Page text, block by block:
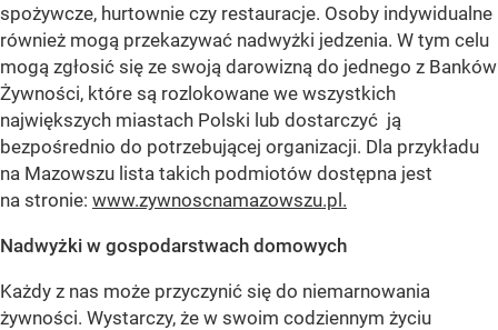
spożywcze, hurtownie czy restauracje. Osoby indywidualne
również mogą przekazywać nadwyżki jedzenia. W tym celu
mogą zgłosić się ze swoją darowizną do jednego z Banków
Żywności, które są rozlokowane we wszystkich
największych miastach Polski lub dostarczyć ją
bezpośrednio do potrzebującej organizacji. Dla przykładu
na Mazowszu lista takich podmiotów dostępna jest
na stronie: www.zywnoscnamazowszu.pl.
Nadwyżki w gospodarstwach domowych
Każdy z nas może przyczynić się do niemarnowania
żywności. Wystarczy, że w swoim codziennym życiu